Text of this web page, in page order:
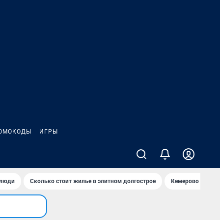
ИГРЫ
люди Сколько стоит жилье в элитном долгострое Кемерово —